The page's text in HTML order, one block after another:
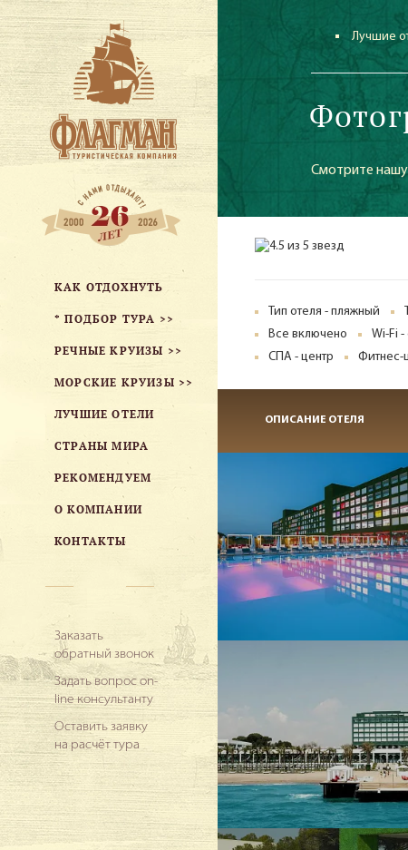
КАК ОТДОХНУТЬ
* ПОДБОР ТУРА >>
РЕЧНЫЕ КРУИЗЫ >>
МОРСКИЕ КРУИЗЫ >>
ЛУЧШИЕ ОТЕЛИ
СТРАНЫ МИРА
РЕКОМЕНДУЕМ
О КОМПАНИИ
КОНТАКТЫ
Заказать
обратный звонок
Задать вопрос on-
line консультанту
Оставить заявку
на расчёт тура
Лучшие
Смотрите
Тип отеля - пляжный
Все включено
Wi-Fi -
СПА - центр
Фитнес-
ОПИСАНИЕ ОТЕЛЯ